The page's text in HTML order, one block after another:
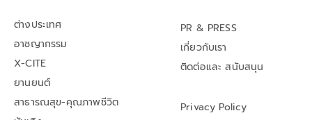
ต่างประเทศ
อาชญากรรม
X-CITE
ยานยนต์
สาธารณสุข-คุณภาพชีวิต
PR & PRESS
เกี่ยวกับเรา
ติดต่อและ สนับสนุน
Privacy Policy